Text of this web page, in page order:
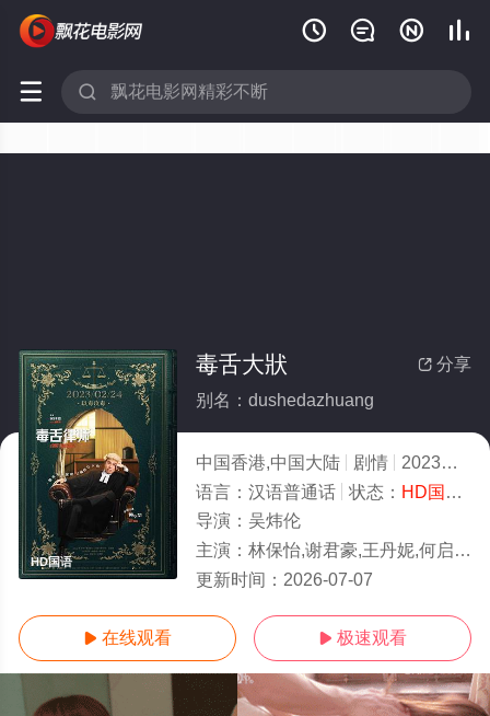
   
 
HD国语
 分享
毒舌大狀
别名：dushedazhuang
中国香港,中国大陆 剧情 2023
1.0
语言： 汉语普通话 状态： HD国语/高清
导演： 吴炜伦
主演： 林保怡,谢君豪,王丹妮,何启华,徐浩昌,王敏德,栢天男,谷德昭,廖子妤,周志辉,黄子华,陈郁宪,甄懋强,洪林小湛,罗孝勇,杨偲泳,麦子
更新时间： 2026-07-07
 在线观看  极速观看